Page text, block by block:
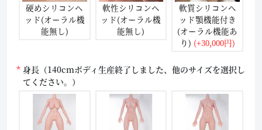
硬めシリコンヘ
ッド(オーラル機
能無し)
軟性シリコンヘ
ッド(オーラル機
能無し)
軟質シリコンヘ
ッド顎機能付き
(オーラル機能あ
り) (+30,000円)
身長（140cmボディ生産終了しました、他のサイズを選択し
てください。）